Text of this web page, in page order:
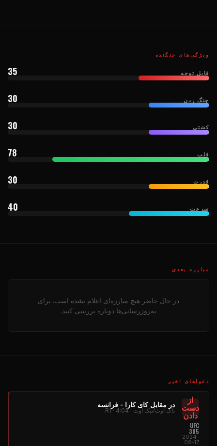
ویژگی‌های جنگنده
قابل توجه 35
چنگ زدن 30
کشتی 30
قلب 78
قدرت 30
سرعت 40
مبارزه بعدی
در حال حاضر هیچ مبارزه‌ای اعلام نشده است. برای
به‌روزرسانی‌ها دوباره بررسی کنید.
دعواهای اخیر
از
دست
دادن
در مقابل کای کارا - فرانسه
ناک اوت/تیک اوت · R1 · 4:04
UFC
305
2024-
08-17